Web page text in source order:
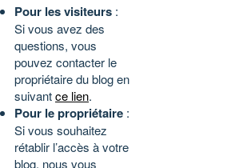
Pour les visiteurs :
Si vous avez des
questions, vous
pouvez contacter le
propriétaire du blog en
suivantce lien.
Pour le propriétaire :
Si vous souhaitez
rétablir l’accès à votre
blog, nous vous